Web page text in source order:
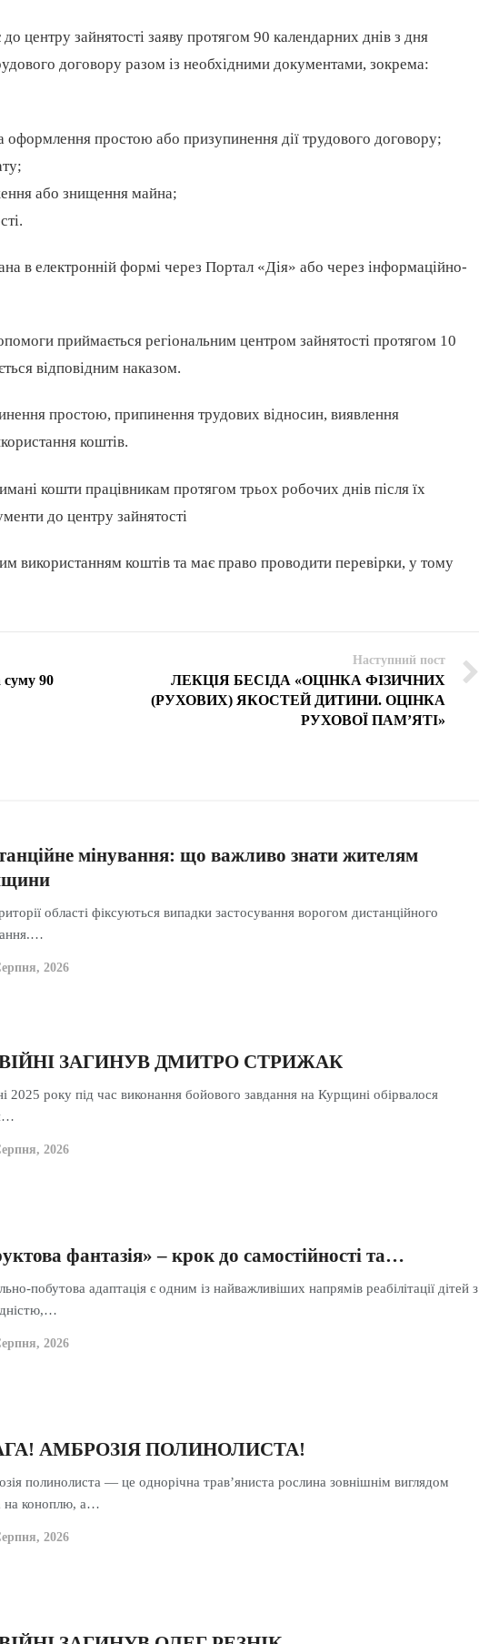
центру зайнятості заяву протягом 90 календарних днів з дня
договору разом із необхідними документами, зокрема:
оформлення простою або призупинення дії трудового договору;
або знищення майна;
в електронній формі через Портал «Дія» або через інформаційно-
приймається регіональним центром зайнятості протягом 10
відповідним наказом.
простою, припинення трудових відносин, виявлення
коштів.
кошти працівникам протягом трьох робочих днів після їх
до центру зайнятості
використанням коштів та має право проводити перевірки, у тому
90
Наступний пост
ЛЕКЦІЯ БЕСІДА «ОЦІНКА ФІЗИЧНИХ
(РУХОВИХ) ЯКОСТЕЙ ДИТИНИ. ОЦІНКА
РУХОВОЇ ПАМ’ЯТІ»
мінування: що важливо знати жителям
області фіксуються випадки застосування ворогом дистанційного
2026
ЗАГИНУВ ДМИТРО СТРИЖАК
2025 року під час виконання бойового завдання на Курщині обірвалося
2026
фантазія» – крок до самостійності та…
побутова адаптація є одним із найважливіших напрямів реабілітації дітей з
2026
АМБРОЗІЯ ПОЛИНОЛИСТА!
полинолиста — це однорічна трав’яниста рослина зовнішнім виглядом
на коноплю, а…
2026